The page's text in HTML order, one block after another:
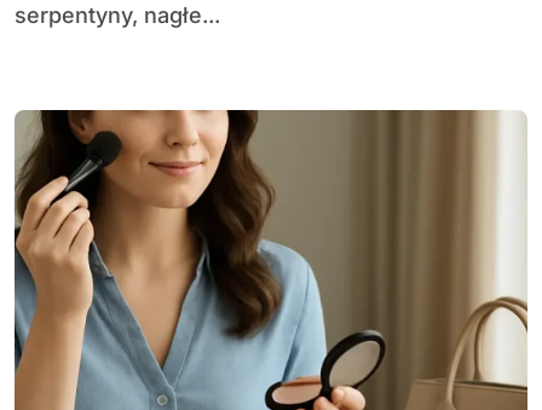
serpentyny, nagłe...